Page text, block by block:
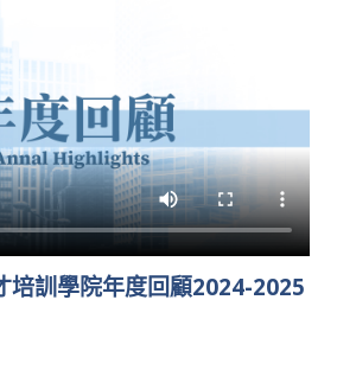
培訓學院年度回顧2024-2025